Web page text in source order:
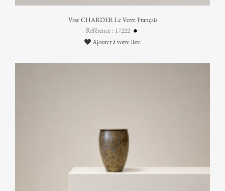
Vase CHARDER Le Verre Français
Référence : 17222
Ajouter à votre liste